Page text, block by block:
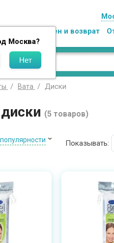
Москва?
Обмен и возврат
Вата Диски
(5 товаров)
Показывать: